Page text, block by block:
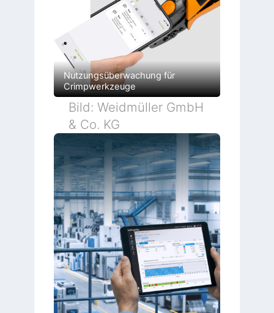
Nutzungsüberwachung für
Crimpwerkzeuge
Bild: Weidmüller GmbH
& Co. KG